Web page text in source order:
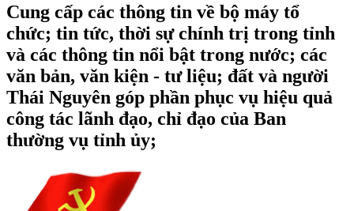
Cung cấp các thông tin về bộ máy tổ
chức; tin tức, thời sự chính trị trong tỉnh
và các thông tin nổi bật trong nước; các
văn bản, văn kiện - tư liệu; đất và người
Thái Nguyên góp phần phục vụ hiệu quả
công tác lãnh đạo, chỉ đạo của Ban
thường vụ tỉnh ủy;